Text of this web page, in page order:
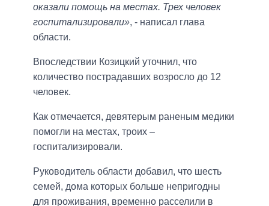
оказали помощь на местах. Трех человек
госпитализировали», - написал глава
области.
Впоследствии Козицкий уточнил, что
количество пострадавших возросло до 12
человек.
Как отмечается, девятерым раненым медики
помогли на местах, троих –
госпитализировали.
Руководитель области добавил, что шесть
семей, дома которых больше непригодны
для проживания, временно расселили в